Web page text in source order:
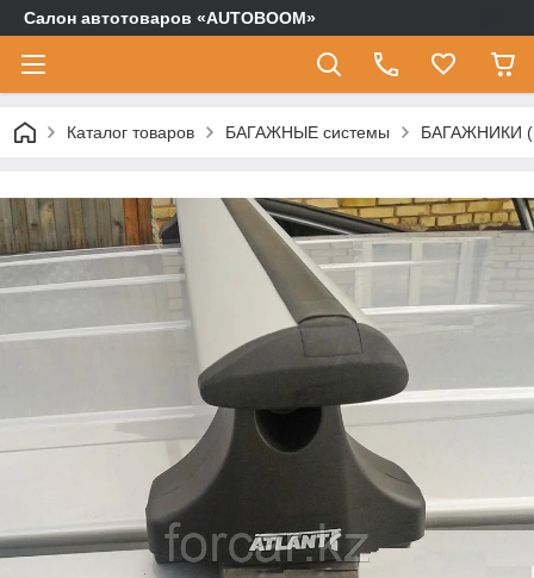
Салон автотоваров «AUTOBOOM»
Каталог товаров БАГАЖНЫЕ системы БАГАЖНИКИ